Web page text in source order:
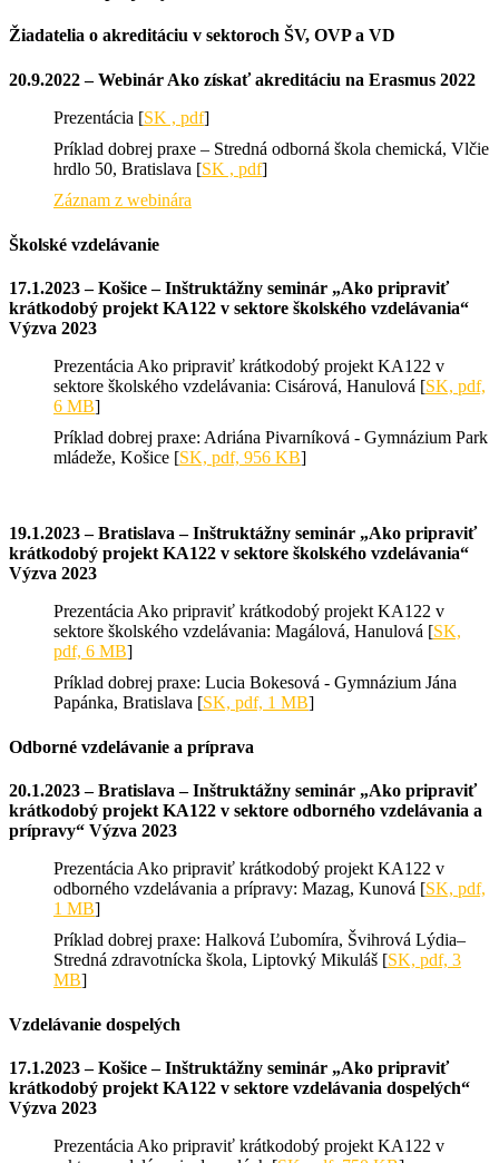
Žiadatelia o akreditáciu v sektoroch ŠV, OVP a VD
20.9.2022 – Webinár Ako získať akreditáciu na Erasmus 2022
Prezentácia [SK , pdf]
Príklad dobrej praxe – Stredná odborná škola chemická, Vlčie
hrdlo 50, Bratislava [SK , pdf]
Záznam z webinára
Školské vzdelávanie
17.1.2023 – Košice – Inštruktážny seminár „Ako pripraviť
krátkodobý projekt KA122 v sektore školského vzdelávania“
Výzva 2023
Prezentácia Ako pripraviť krátkodobý projekt KA122 v
sektore školského vzdelávania: Cisárová, Hanulová [SK, pdf,
6 MB]
Príklad dobrej praxe: Adriána Pivarníková - Gymnázium Park
mládeže, Košice [SK, pdf, 956 KB]
19.1.2023 – Bratislava – Inštruktážny seminár „Ako pripraviť
krátkodobý projekt KA122 v sektore školského vzdelávania“
Výzva 2023
Prezentácia Ako pripraviť krátkodobý projekt KA122 v
sektore školského vzdelávania: Magálová, Hanulová [SK,
pdf, 6 MB]
Príklad dobrej praxe: Lucia Bokesová - Gymnázium Jána
Papánka, Bratislava [SK, pdf, 1 MB]
Odborné vzdelávanie a príprava
20.1.2023 – Bratislava – Inštruktážny seminár „Ako pripraviť
krátkodobý projekt KA122 v sektore odborného vzdelávania a
prípravy“ Výzva 2023
Prezentácia Ako pripraviť krátkodobý projekt KA122 v
odborného vzdelávania a prípravy: Mazag, Kunová [SK, pdf,
1 MB]
Príklad dobrej praxe: Halková Ľubomíra, Švihrová Lýdia–
Stredná zdravotnícka škola, Liptovký Mikuláš [SK, pdf, 3
MB]
Vzdelávanie dospelých
17.1.2023 – Košice – Inštruktážny seminár „Ako pripraviť
krátkodobý projekt KA122 v sektore vzdelávania dospelých“
Výzva 2023
Prezentácia Ako pripraviť krátkodobý projekt KA122 v